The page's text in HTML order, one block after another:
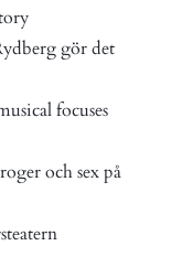
gör det
focuses
och sex på